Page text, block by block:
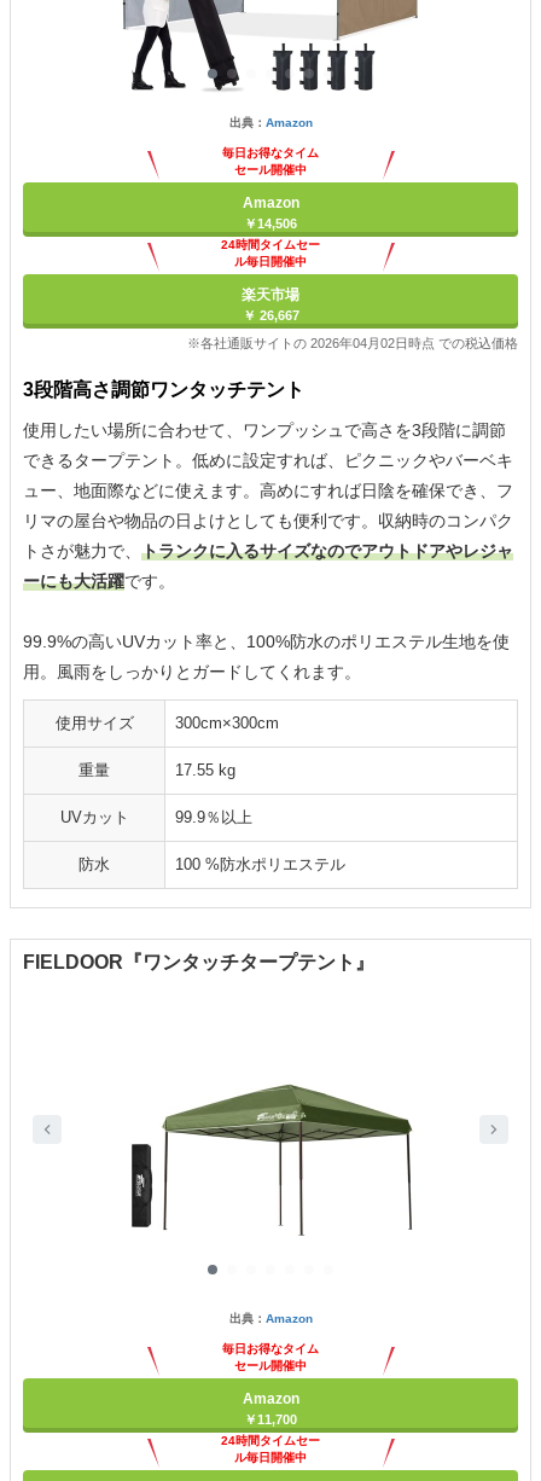
出典： Amazon
毎日お得なタイム
セール開催中
Amazon
￥14,506
24時間タイムセー
ル毎日開催中
楽天市場
￥ 26,667
※各社通販サイトの 2026年04月02日時点 での税込価格
3段階高さ調節ワンタッチテント
使用したい場所に合わせて、ワンプッシュで高さを3段階に調節
できるタープテント。低めに設定すれば、ピクニックやバーベキ
ュー、地面際などに使えます。高めにすれば日陰を確保でき、フ
リマの屋台や物品の日よけとしても便利です。収納時のコンパク
トさが魅力で、 トランクに入るサイズなのでアウトドアやレジャ
ーにも大活躍です。
99.9%の高いUVカット率と、100%防水のポリエステル生地を使
用。風雨をしっかりとガードしてくれます。
使用サイズ 300cm×300cm
重量 17.55 kg
UVカット 99.9％以上
防水 100 %防水ポリエステル
FIELDOOR『ワンタッチタープテント』
出典： Amazon
毎日お得なタイム
セール開催中
Amazon
￥11,700
24時間タイムセー
ル毎日開催中